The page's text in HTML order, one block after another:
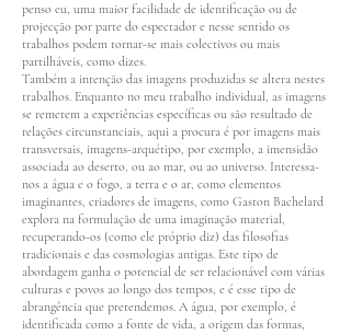
penso eu, uma maior facilidade de identificação ou de
projecção por parte do espectador e nesse sentido os
trabalhos podem tornar-se mais colectivos ou mais
partilháveis, como dizes.
Também a intenção das imagens produzidas se altera nestes
trabalhos. Enquanto no meu trabalho individual, as imagens
se remetem a experiências específicas ou são resultado de
relações circunstanciais, aqui a procura é por imagens mais
transversais, imagens-arquétipo, por exemplo, a imensidão
associada ao deserto, ou ao mar, ou ao universo. Interessa-
nos a água e o fogo, a terra e o ar, como elementos
imaginantes, criadores de imagens, como Gaston Bachelard
explora na formulação de uma imaginação material,
recuperando-os (como ele próprio diz) das filosofias
tradicionais e das cosmologias antigas. Este tipo de
abordagem ganha o potencial de ser relacionável com várias
culturas e povos ao longo dos tempos, e é esse tipo de
abrangência que pretendemos. A água, por exemplo, é
identificada como a fonte de vida, a origem das formas,